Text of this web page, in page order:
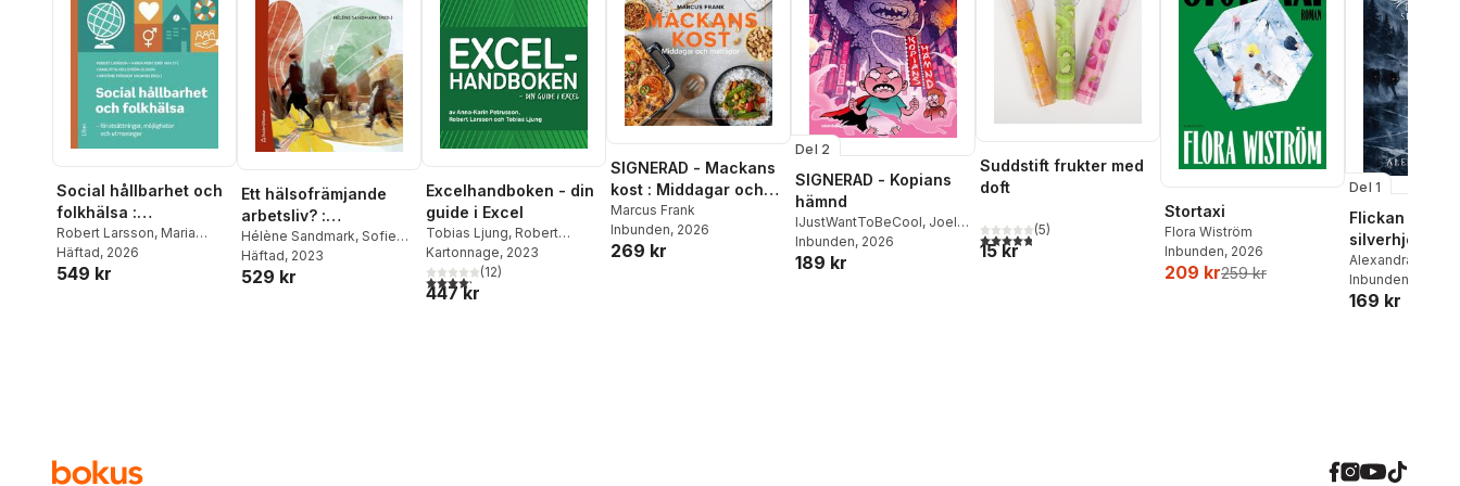
Social hållbarhet och
folkhälsa :
förutsättningar,
möjligheter och
utmaningar
Robert Larsson, Maria
Norfjord van Zyl
Hellström-Olsson
Häftad, 2026
549 kr
Ett hälsofrämjande
arbetsliv? :
utmaningar och
möjligheter
Hélène Sandmark, Sofie
Bjärntoft,Gisela
Bäcklander
Häftad, 2023
529 kr
Excelhandboken - din
guide i Excel
Tobias Ljung, Robert
Larsson,Anna-Karin
Petrusson
Kartonnage, 2023
4,2utav 5 stjärnor. Totalt antal röster:
(12)
447 kr
SIGNERAD - Mackans
kost : Middagar och
matlådor
Marcus Frank
Inbunden, 2026
269 kr
Del 2
SIGNERAD - Kopians
hämnd
IJustWantToBeCool, Joel
Adolphson,Emil Ejdemo
Beer ,Victor Beer
Inbunden, 2026
189 kr
Suddstift frukter med
doft
4,8utav 5 stjärnor. Totalt antal röster:
(5)
15 kr
Stortaxi
Flora Wiström
Inbunden, 2026
209 kr259 kr
Del 1
Flickan och
silverhjorten
Alexandra Bring
Inbunden
169 kr